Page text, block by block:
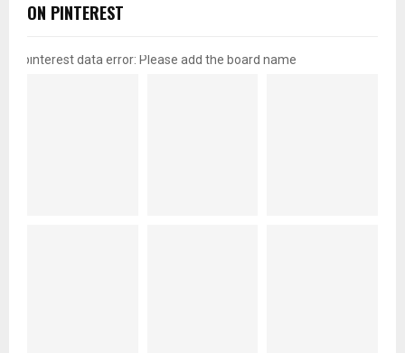
ON PINTEREST
pinterest data error: Please add the board name